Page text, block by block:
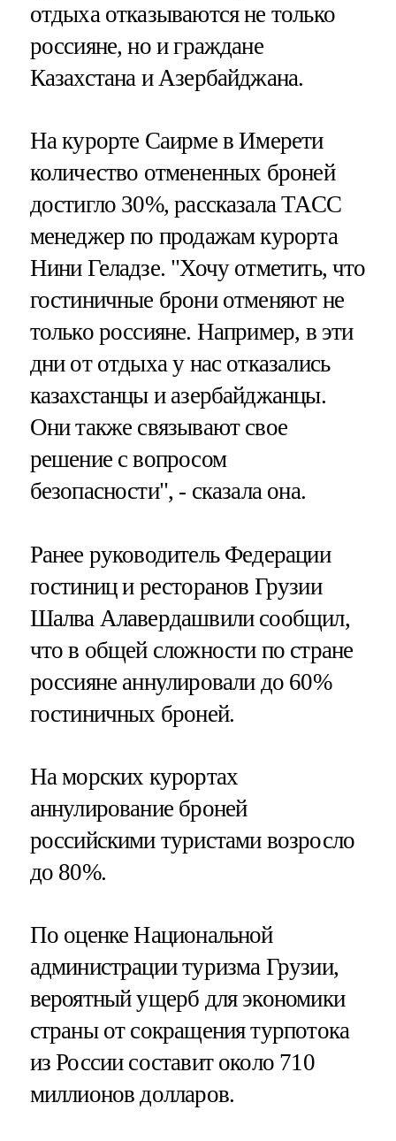
отдыха отказываются не только
россияне, но и граждане
Казахстана и Азербайджана.
На курорте Саирме в Имерети
количество отмененных броней
достигло 30%, рассказала ТАСС
менеджер по продажам курорта
Нини Геладзе. "Хочу отметить, что
гостиничные брони отменяют не
только россияне. Например, в эти
дни от отдыха у нас отказались
казахстанцы и азербайджанцы.
Они также связывают свое
решение с вопросом
безопасности", - сказала она.
Ранее руководитель Федерации
гостиниц и ресторанов Грузии
Шалва Алавердашвили сообщил,
что в общей сложности по стране
россияне аннулировали до 60%
гостиничных броней.
На морских курортах
аннулирование броней
российскими туристами возросло
до 80%.
По оценке Национальной
администрации туризма Грузии,
вероятный ущерб для экономики
страны от сокращения турпотока
из России составит около 710
миллионов долларов.